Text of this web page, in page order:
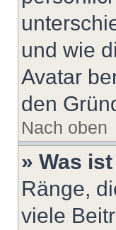
und wie
Avatar
den
Nach oben
» Was
Ränge,
viele